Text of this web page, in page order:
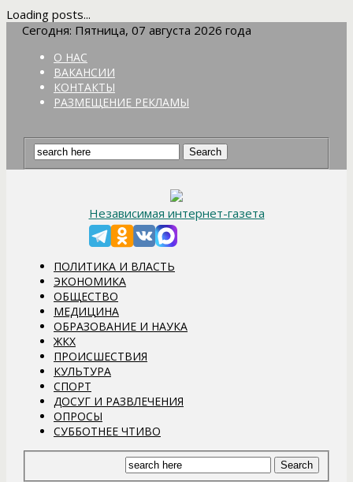
Loading posts...
Сегодня: Пятница, 07 августа 2026 года
О НАС
ВАКАНСИИ
КОНТАКТЫ
РАЗМЕЩЕНИЕ РЕКЛАМЫ
Независимая интернет-газета
ПОЛИТИКА И ВЛАСТЬ
ЭКОНОМИКА
ОБЩЕСТВО
МЕДИЦИНА
ОБРАЗОВАНИЕ И НАУКА
ЖКХ
ПРОИСШЕСТВИЯ
КУЛЬТУРА
СПОРТ
ДОСУГ И РАЗВЛЕЧЕНИЯ
ОПРОСЫ
СУББОТНЕЕ ЧТИВО